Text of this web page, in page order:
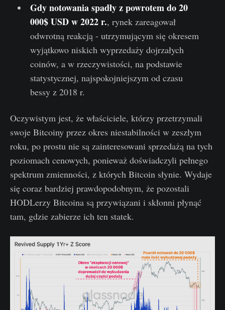
Gdy notowania spadły z powrotem do 20
000$ USD w 2022 r., rynek zareagował
odwrotną reakcją - utrzymującym się okresem
wyjątkowo niskich wyprzedaży dojrzałych
coinów, a w rzeczywistości, na podstawie
statystycznej, najspokojniejszym od czasu
bessy z 2018 r.
Oczywistym jest, że właściciele, którzy przetrzymali
swoje Bitcoiny przez okres niestabilności w zeszłym
roku, po prostu nie są zainteresowani sprzedażą na tych
poziomach cenowych, ponieważ doświadczyli pełnego
spektrum zmienności, z których Bitcoin słynie. Wydaje
się coraz bardziej prawdopodobnym, że pozostali
HODLerzy Bitcoina są przywiązani i skłonni płynąć
tam, gdzie zabierze ich ten statek.